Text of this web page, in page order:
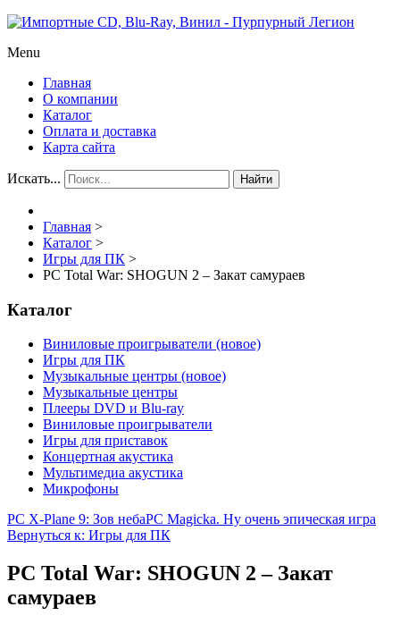
Menu
Главная
О компании
Каталог
Оплата и доставка
Карта сайта
Искать... Найти
Главная >
Каталог >
Игры для ПК >
PC Total War: SHOGUN 2 – Закат самураев
Каталог
Виниловые проигрыватели (новое)
Игры для ПК
Музыкальные центры (новое)
Музыкальные центры
Плееры DVD и Blu-ray
Виниловые проигрыватели
Игры для приставок
Концертная акустика
Мультимедиа акустика
Микрофоны
PC X-Plane 9: Зов небаPC Magicka. Ну очень эпическая игра
Вернуться к: Игры для ПК
PC Total War: SHOGUN 2 – Закат
самураев